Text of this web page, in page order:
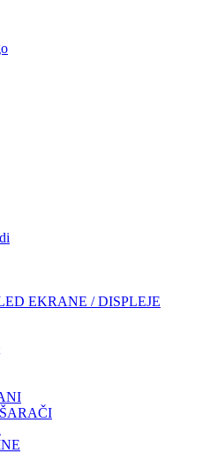
EKRANE / DISPLEJE